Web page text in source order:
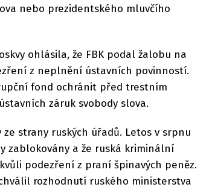
nebo prezidentského mluvčího
ohlásila, že FBK podal žalobu na
z neplnění ústavních povinností.
fond ochránit před trestním
záruk svobody slova.
strany ruských úřadů. Letos v srpnu
zablokovány a že ruská kriminální
podezření z praní špinavých peněz.
rozhodnutí ruského ministerstva